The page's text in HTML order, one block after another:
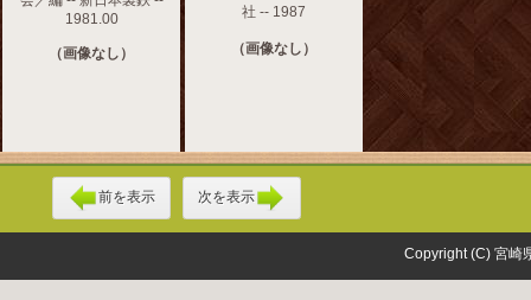
1981.00
（画像なし）
社 -- 1987
（画像なし）
前を表示 次を表示
Copyright (C) 宮崎